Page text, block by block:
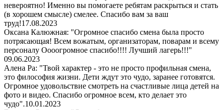
невероятно! Именно вы помогаете ребятам раскрыться и стать
(в хорошем смысле) смелее. Спасибо вам за ваш
труд!17.08.2023
Оксана Калюжная: "Огромное спасибо смена была просто
потрясающая! Всем вожатым, организаторам, поварам и всему
персоналу Оооогромное спасибо!!!! Лучший лагерь!!!"
09.06.2023
Алена Ра: "Твой характер - это не просто профильная смена,
это философия жизни. Дети ждут это чудо, заранее готовятся.
Огромное удовольствие смотреть на счастливые лица детей на
фото и видео. Спасибо огромное всем, кто делает это
чудо".10.01.2023